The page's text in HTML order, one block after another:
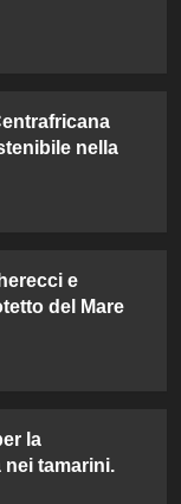
nella
e
del Mare
la
tamarini.